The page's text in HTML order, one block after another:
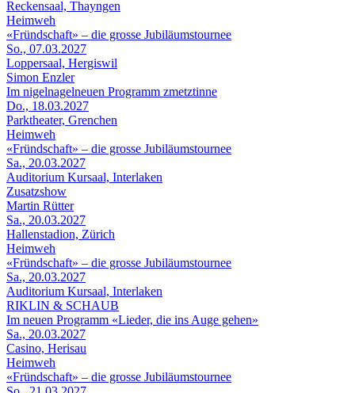
Reckensaal, Thayngen
Heimweh
«Fründschaft» – die grosse Jubiläumstournee
So., 07.03.2027
Loppersaal, Hergiswil
Simon Enzler
Im nigelnagelneuen Programm zmetztinne
Do., 18.03.2027
Parktheater, Grenchen
Heimweh
«Fründschaft» – die grosse Jubiläumstournee
Sa., 20.03.2027
Auditorium Kursaal, Interlaken
Zusatzshow
Martin Rütter
Sa., 20.03.2027
Hallenstadion, Zürich
Heimweh
«Fründschaft» – die grosse Jubiläumstournee
Sa., 20.03.2027
Auditorium Kursaal, Interlaken
RIKLIN & SCHAUB
Im neuen Programm «Lieder, die ins Auge gehen»
Sa., 20.03.2027
Casino, Herisau
Heimweh
«Fründschaft» – die grosse Jubiläumstournee